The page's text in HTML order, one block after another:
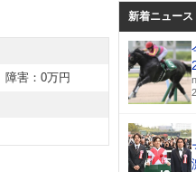
障害：0万円
新着ニュース